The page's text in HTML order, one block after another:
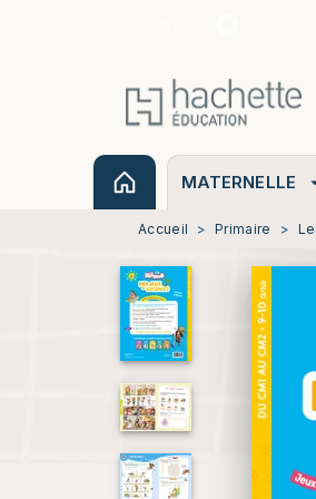
MATERNELLE
Accueil > Primaire >